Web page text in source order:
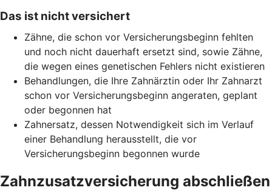
Das ist nicht versichert
Zähne, die schon vor Versicherungsbeginn fehlten
und noch nicht dauerhaft ersetzt sind, sowie Zähne,
die wegen eines genetischen Fehlers nicht existieren
Behandlungen, die Ihre Zahnärztin oder Ihr Zahnarzt
schon vor Versicherungsbeginn angeraten, geplant
oder begonnen hat
Zahnersatz, dessen Notwendigkeit sich im Verlauf
einer Behandlung herausstellt, die vor
Versicherungsbeginn begonnen wurde
Zahnzusatzversicherung abschließen